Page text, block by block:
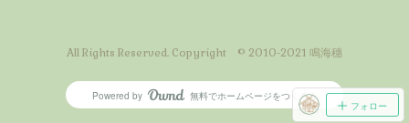
フォロー
All Rights Reserved. Copyright © 2010-2021 鳴海穗
Powered by AmebaOwnd
無料でホームページをつくろう